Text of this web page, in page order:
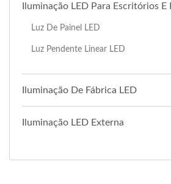
Iluminação LED Para Escritórios E
Luz De Painel LED
Luz Pendente Linear LED
Iluminação De Fábrica LED
Iluminação LED Externa